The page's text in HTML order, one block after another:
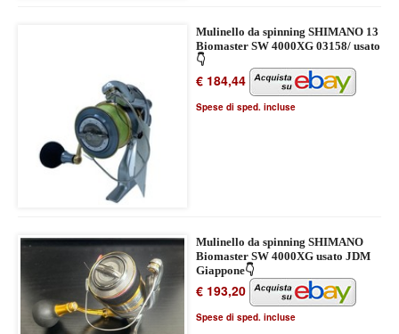
Mulinello da spinning SHIMANO 13
Biomaster SW 4000XG 03158/ usato
👇
€ 184,44
Spese di sped. incluse
Mulinello da spinning SHIMANO
Biomaster SW 4000XG usato JDM
Giappone👇
€ 193,20
Spese di sped. incluse